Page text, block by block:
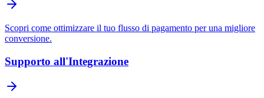
Scopri come ottimizzare il tuo flusso di pagamento per una migliore
conversione.
Supporto all'Integrazione